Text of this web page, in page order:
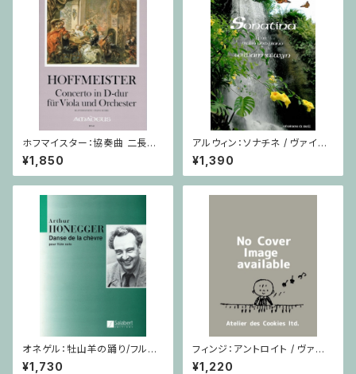
ホフマイスター：協奏曲 二長調
/ ヴィオラ・ピアノ
¥1,850
アルウィン：ソナチネ / ヴァイオ
リン・ピアノ
¥1,390
オネゲル：牡山羊の踊り/フルー
ト
¥1,730
フィンジ：アントロイト / ヴァイ
オリン・ピアノ
¥1,220